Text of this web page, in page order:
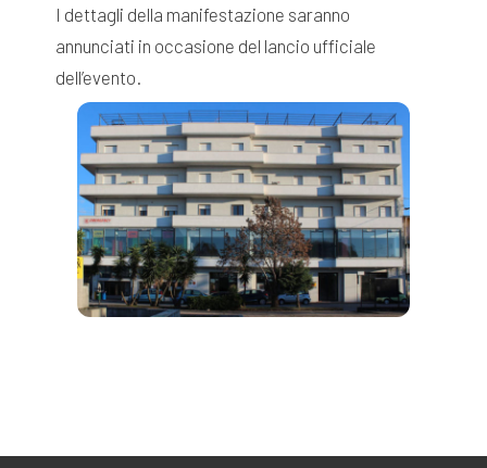
I dettagli della manifestazione saranno
annunciati in occasione del lancio ufficiale
dell’evento.